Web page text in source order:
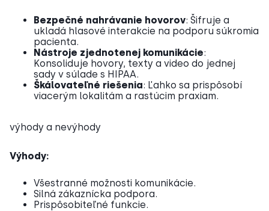
Bezpečné nahrávanie hovorov: Šifruje a
ukladá hlasové interakcie na podporu súkromia
pacienta.
Nástroje zjednotenej komunikácie:
Konsoliduje hovory, texty a video do jednej
sady v súlade s HIPAA.
Škálovateľné riešenia: Ľahko sa prispôsobí
viacerým lokalitám a rastúcim praxiam.
výhody a nevýhody
Výhody:
Všestranné možnosti komunikácie.
Silná zákaznícka podpora.
Prispôsobiteľné funkcie.